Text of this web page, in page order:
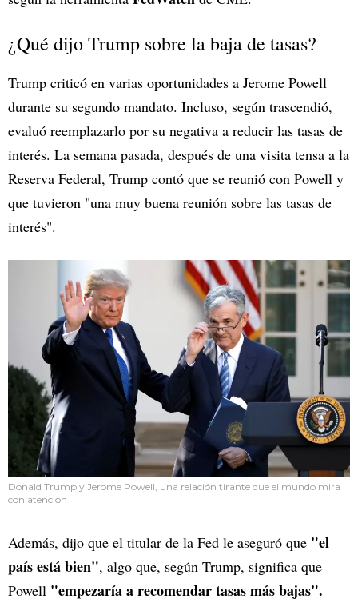
¿Qué dijo Trump sobre la baja de tasas?
Trump criticó en varias oportunidades a Jerome Powell
durante su segundo mandato. Incluso, según trascendió,
evaluó reemplazarlo por su negativa a reducir las tasas de
interés. La semana pasada, después de una visita tensa a la
Reserva Federal, Trump contó que se reunió con Powell y
que tuvieron "una muy buena reunión sobre las tasas de
interés".
Donald Trump y Jerome Powell, una relación tirante que el mundo mira
con atención
Además, dijo que el titular de la Fed le aseguró que "el
país está bien", algo que, según Trump, significa que
Powell "empezaría a recomendar tasas más bajas".